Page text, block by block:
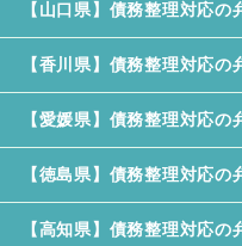
【山口県】債務整理対応
【香川県】債務整理対応
【愛媛県】債務整理対応
【徳島県】債務整理対応
【高知県】債務整理対応